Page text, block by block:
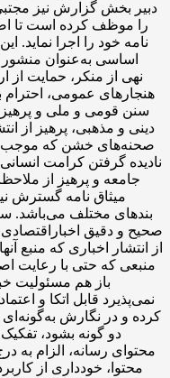
دبیر بخش گزارش نیز
را موظف کرده است تا
نامه خود را اجرا نماید.
اساسی به‌عنوان
نهی از منکر، حمایت از
هنجارهای عمومی، احترام
سنن قومی و ملی و ‌پرهیز
دینی و مذهبی، پرهیز از
صحنه‌های خشن که موجب
نادیده گرفتن کرامت
جامعه و پرهیز از
میثاق نامه گسترش
بندهای مختلف می‌باشد.
صحیح و دقیق
از انتشار اخباری که منبع
منبعی که حتی با رعایت
باز هم مسئولیت
نمی‌پذیرد قابل اتکا و
کرده و در نگارش
دو گونه بشود،
محتوای رسانه، الزام به
محتوا، خودداری از